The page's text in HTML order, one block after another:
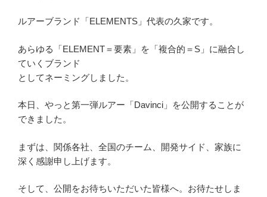
ルアーブランド「ELEMENTS」代表の久家です。
あらゆる「ELEMENT＝要素」を「複合的＝S」に融合し
ていくブランド
としてネーミングしました。
本日、やっと第一弾ルアー「Davinci」を公開することが
できました。
まずは、関係各社、全国のチーム、開発サイド、家族に
深く感謝申し上げます。
そして、公開をお待ちいただいた皆様へ。お待たせしま